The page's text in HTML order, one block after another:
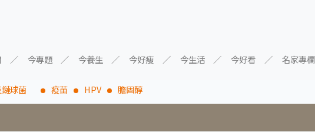
今專題 今養生 今好瘦 今生活 今好看 名家專欄
鏈球菌 疫苗 HPV 膽固醇